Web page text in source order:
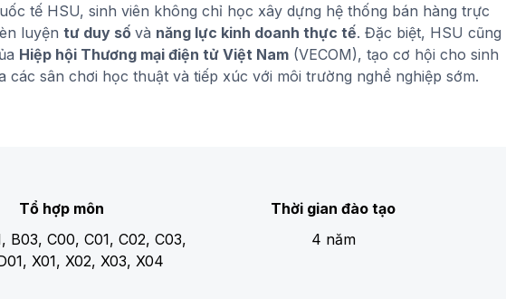
tế HSU, sinh viên không chỉ học xây dựng hệ thống bán hàng trực
luyện tư duy số và năng lực kinh doanh thực tế. Đặc biệt, HSU cũng
Hiệp hội Thương mại điện tử Việt Nam(VECOM), tạo cơ hội cho sinh
các sân chơi học thuật và tiếp xúc với môi trường nghề nghiệp sớm.
Tổ hợp môn
B03, C00, C01, C02, C03,
X01, X02, X03, X04
Thời gian đào tạo
4 năm